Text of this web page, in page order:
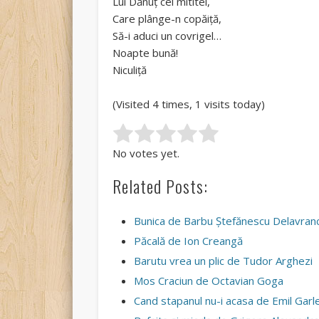
Care plânge-n copăiţă,
Să-i aduci un covrigel…
Noapte bună!
Niculiţă
(Visited 4 times, 1 visits today)
Rate this item:
No votes yet.
Related Posts:
Bunica de Barbu Ştefănescu
Păcală de Ion Creangă
Barutu vrea un plic de Tudor Arghezi
Mos Craciun de Octavian Goga
Cand stapanul nu-i acasa de Emil